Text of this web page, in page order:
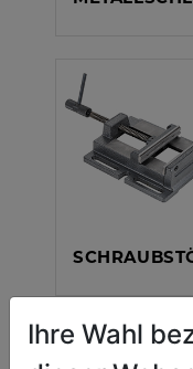
Ihre Wahl